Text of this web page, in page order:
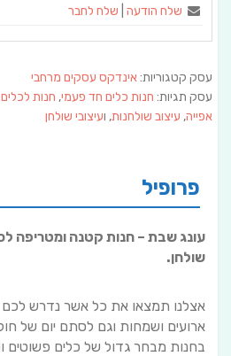
שלח הודעה שלח לחבר
עסק קטגוריות:אינדקס עסקים מרחבי
עסק תגיות: חנות כלים חד פעמי, חנות
אפייה, עיצוב שולחנות, ועיצובי שולחן
פרופיל
עונג שבת – חנות קטנה ומטריפה
שולחן.
אצלנו תמצאו את כל אשר נדרש לכם
ארועים ושמחות וגם לסתם יום של
בחנות מבחר גדול של כלים פשוטים